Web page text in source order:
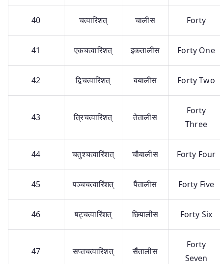
40 चत्वारिंशत् चालीस Forty
41 एकचत्वारिंशत् इकतालीस Forty One
42 द्विचत्वारिंशत् बयालीस Forty Two
43 त्रिचत्वारिंशत् तेतालीस
Forty
Three
44 चतुश्चत्वारिंशत् चौबालीस Forty Four
45 पञ्चचत्वारिंशत् पैंतालीस Forty Five
46 षट्चत्वारिंशत् छियालीस Forty Six
47 सप्तचत्वारिंशत् सैंतालीस
Forty
Seven